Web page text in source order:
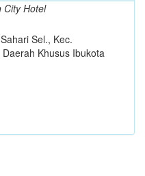
City Hotel
Sel., Kec.
Khusus Ibukota